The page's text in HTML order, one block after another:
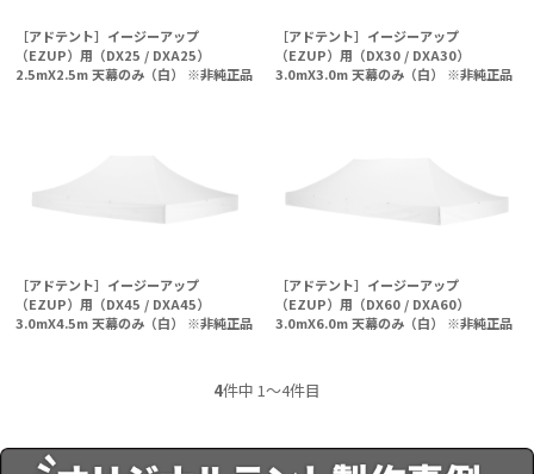
［アドテント］イージーアップ
（EZUP）用（DX25 / DXA25）
2.5mX2.5m 天幕のみ（白） ※非純正品
［アドテント］イージーアップ
（EZUP）用（DX30 / DXA30）
3.0mX3.0m 天幕のみ（白） ※非純正品
［アドテント］イージーアップ
（EZUP）用（DX45 / DXA45）
3.0mX4.5m 天幕のみ（白） ※非純正品
［アドテント］イージーアップ
（EZUP）用（DX60 / DXA60）
3.0mX6.0m 天幕のみ（白） ※非純正品
4件中 1〜4件目